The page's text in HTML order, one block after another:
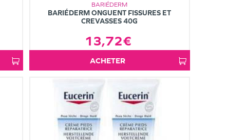
BARIÉDERM
BARIÉDERM ONGUENT FISSURES ET
CREVASSES 40G
13,72€
ACHETER